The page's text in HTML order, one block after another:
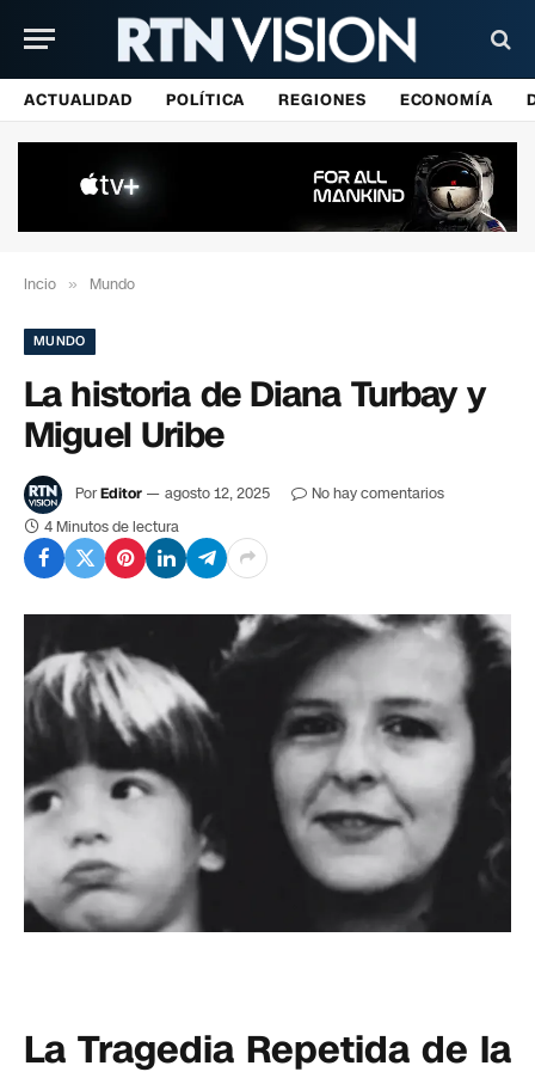
ACTUALIDAD POLÍTICA REGIONES ECONOMÍA
Incio » Mundo
MUNDO
La historia de Diana Turbay y
Miguel Uribe
PorEditor agosto 12, 2025
No hay comentarios
4 Minutos de lectura
La Tragedia Repetida de la